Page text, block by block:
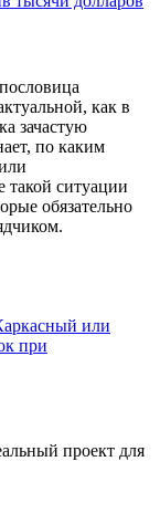
как в
зачастую
по каким
такой ситуации
обязательно
или
при
проект для